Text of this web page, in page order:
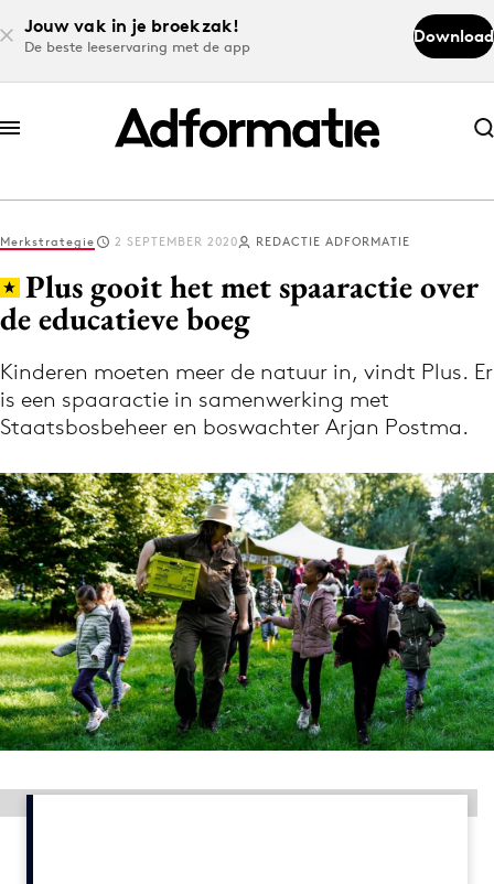
Jouw vak in je broekzak!
De beste leeservaring met de app
Download
Abonneer nu
Abonneer nu
Log in
Download de app
Volg het laatste nieuws via de Adformatie
Nieuws app
Menu
Home
9 sept: GenAI-training
12 nov: MarketingLive!
Adverteren
Events
Opleidingen
Vacatures
Merkstrategie 2 SEPTEMBER 2020 REDACTIE ADFORMATIE
Plus gooit het met spaaractie over
de educatieve boeg
Kinderen moeten meer de natuur in, vindt Plus. Er
is een spaaractie in samenwerking met
Staatsbosbeheer en boswachter Arjan Postma.